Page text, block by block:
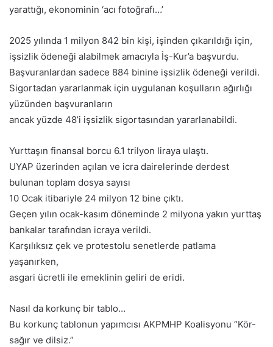
yarattığı, ekonominin ‘acı fotoğrafı…’
2025 yılında 1 milyon 842 bin kişi, işinden çıkarıldığı için,
işsizlik ödeneği alabilmek amacıyla İş-Kur’a başvurdu.
Başvuranlardan sadece 884 binine işsizlik ödeneği verildi.
Sigortadan yararlanmak için uygulanan koşulların ağırlığı
yüzünden başvuranların
ancak yüzde 48’i işsizlik sigortasından yararlanabildi.
Yurttaşın finansal borcu 6.1 trilyon liraya ulaştı.
UYAP üzerinden açılan ve icra dairelerinde derdest
bulunan toplam dosya sayısı
10 Ocak itibariyle 24 milyon 12 bine çıktı.
Geçen yılın ocak-kasım döneminde 2 milyona yakın yurttaş
bankalar tarafından icraya verildi.
Karşılıksız çek ve protestolu senetlerde patlama
yaşanırken,
asgari ücretli ile emeklinin geliri de eridi.
Nasıl da korkunç bir tablo…
Bu korkunç tablonun yapımcısı AKPMHP Koalisyonu “Kör-
sağır ve dilsiz.”